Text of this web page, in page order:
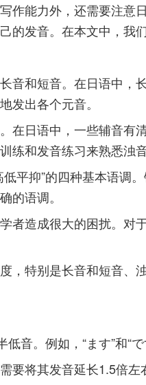
作能力外，还需要注
发音。在本文中，我
和短音。在日语中，
发出各个元音。
日语中，一些辅音有
和发音练习来熟悉浊
平抑”的四种基本语
的语调。
者造成很大的困扰。
，特别是长音和短音
音。例如，“ます”和“
将其发音延长1.5倍左